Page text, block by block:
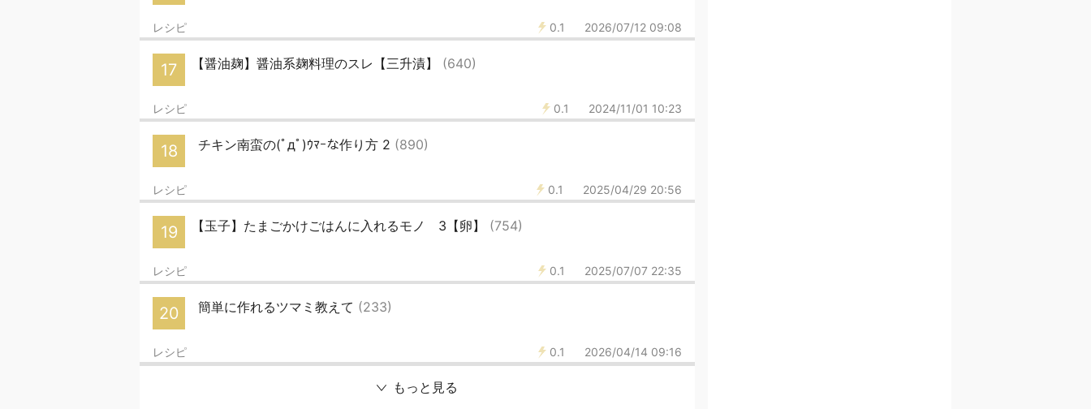
0.1 2026/07/12 09:08
レシピ
17 【醤油麹】醤油系麹料理のスレ【三升漬】 (640)
0.1 2024/11/01 10:23
レシピ
18 チキン南蛮の(ﾟдﾟ)ｳﾏｰな作り方 2 (890)
0.1 2025/04/29 20:56
レシピ
19 【玉子】たまごかけごはんに入れるモノ 3【卵】 (754)
0.1 2025/07/07 22:35
レシピ
20 簡単に作れるツマミ教えて (233)
0.1 2026/04/14 09:16
レシピ
もっと見る